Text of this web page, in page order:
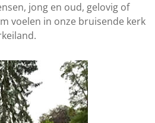
jong en oud, gelovig of
voelen in onze bruisende kerk